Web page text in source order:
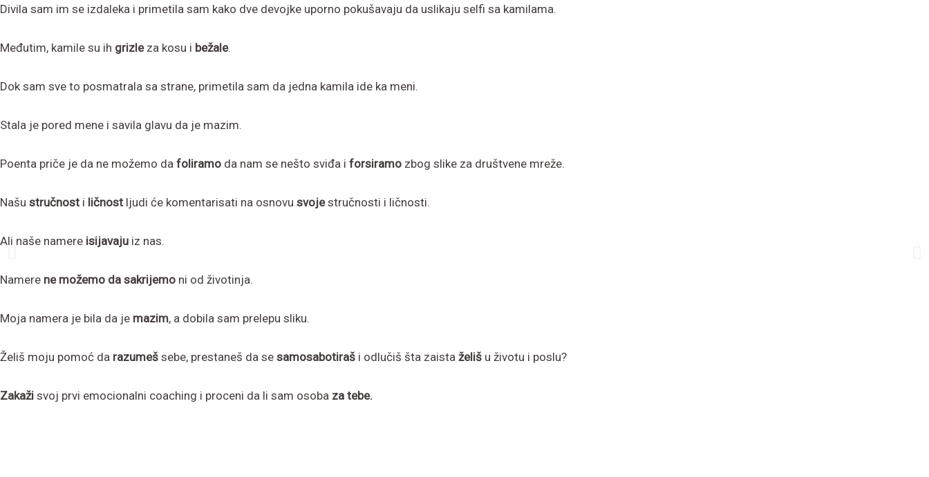
Divila sam im se izdaleka i primetila sam kako dve devojke uporno pokušavaju da uslikaju selfi sa kamilama.
Međutim, kamile su ih grizleza kosu i bežale.
Dok sam sve to posmatrala sa strane, primetila sam da jedna kamila ide ka meni.
Stala je pored mene i savila glavu da je mazim.
Poenta priče je da ne možemo da foliramo da nam se nešto sviđa i forsiramo zbog slike za društvene mreže.
Našu stručnost i ličnost ljudi će komentarisati na osnovu svojestručnosti i ličnosti.
Ali naše namere isijavaju iz nas.
Namere ne možemo da sakrijemo ni od životinja.
Moja namera je bila da je mazim, a dobila sam prelepu sliku.
Želiš moju pomoć da razumeš sebe, prestaneš da se samosabotiraš i odlučiš šta zaista želiš u životu i poslu?
Zakaži svoj prvi emocionalni coaching i proceni da li sam osoba za tebe.